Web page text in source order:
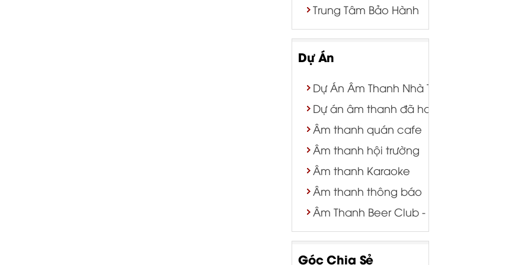
Trung Tâm Bảo Hành
Dự Án
Dự Án Âm Thanh Nhà Thờ | Nhà Nguyện
Dự án âm thanh đã hoàn thành
Âm thanh quán cafe
Âm thanh hội trường
Âm thanh Karaoke
Âm thanh thông báo
Âm Thanh Beer Club - Bar - Tiệc Cưới
Góc Chia Sẻ